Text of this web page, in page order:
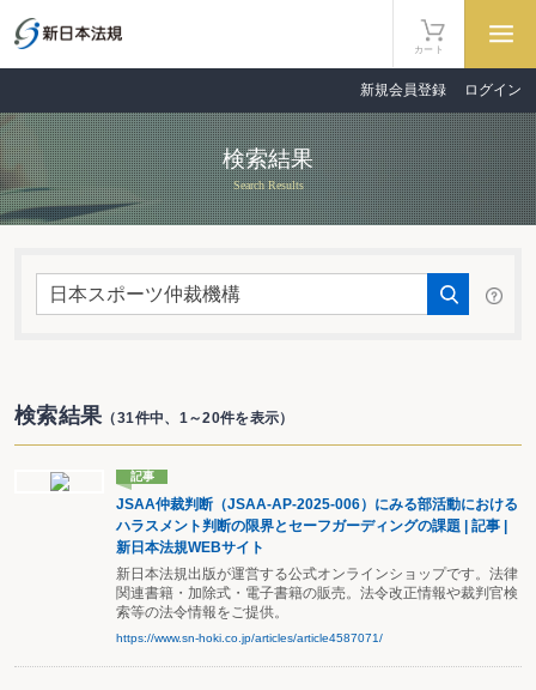
カート
新規会員登録 ログイン
検索結果
Search Results
検索結果（31件中、1～20件を表示）
記事
JSAA仲裁判断（JSAA-AP-2025-006）にみる部活動における
ハラスメント判断の限界とセーフガーディングの課題 | 記事 |
新日本法規WEBサイト
新日本法規出版が運営する公式オンラインショップです。法律
関連書籍・加除式・電子書籍の販売。法令改正情報や裁判官検
索等の法令情報をご提供。
https://www.sn-hoki.co.jp/articles/article4587071/